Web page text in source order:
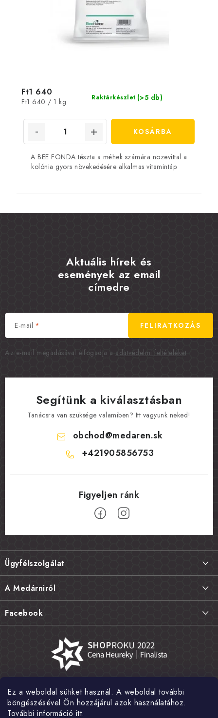
Ez a weboldal sütiket használ. A weboldal további
böngészésével Ön hozzájárul azok használatához.
További információ itt.
Raktárkészlet (>5 db)
Ft1 640
Egységár:
Ft1 640 / 1 kg
KOSÁRBA
A BEE FONDA tészta a méhek számára nozevittal a
kolónia gyors növekedésére alkalmas vitamintáp.
Aktuális hírek és
események az email
címedre
E-mail
Az e-mail megadásával elfogadja a adatvédelmi feltételeket.
FELIRATKOZÁS
Segítünk a kiválasztásban
Tanácsra van szüksége valamiben? Itt vagyunk neked!
obchod@medaren.sk
+421905856753
L
á
b
l
é
c
Ügyfélszolgálat
Termékek visszaküldése, csere és reklamációk
Gyakori kérdések FAQ
Általános szerződési feltételek
Nagykereskedelem
A Medárniról
A mi történetünk
Fotógaléria
Facebook